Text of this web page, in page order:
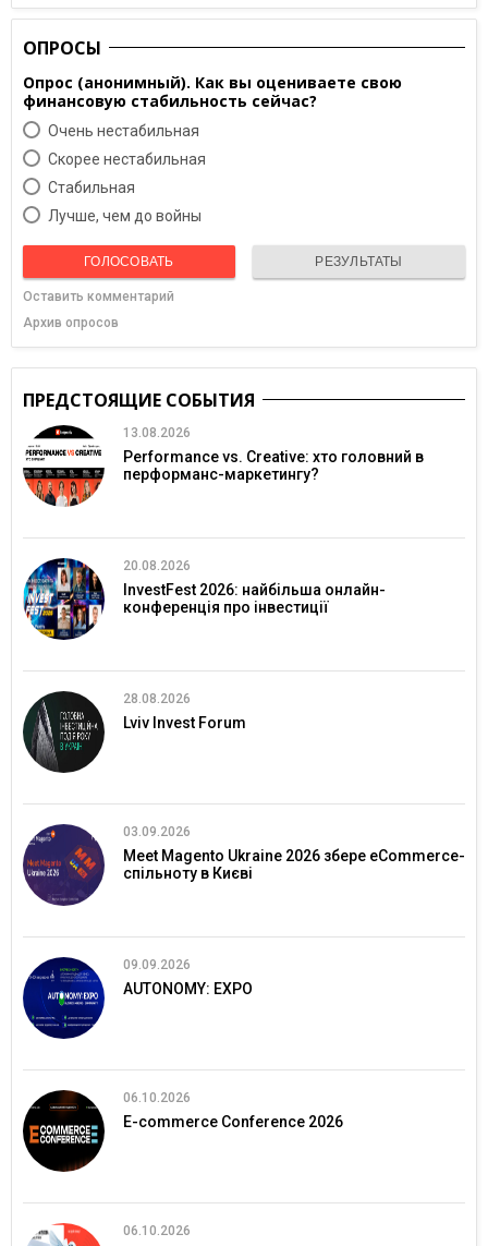
ОПРОСЫ
Опрос (анонимный). Как вы оцениваете свою
финансовую стабильность сейчас?
Очень нестабильная
Скорее нестабильная
Cтабильная
Лучше, чем до войны
ГОЛОСОВАТЬ РЕЗУЛЬТАТЫ
Оставить комментарий
Архив опросов
ПРЕДСТОЯЩИЕ СОБЫТИЯ
13.08.2026
Performance vs. Creative: хто головний в
перформанс-маркетингу?
20.08.2026
InvestFest 2026: найбільша онлайн-
конференція про інвестиції
28.08.2026
Lviv Invest Forum
03.09.2026
Meet Magento Ukraine 2026 збере eCommerce-
спільноту в Києві
09.09.2026
AUTONOMY: EXPO
06.10.2026
E-commerce Conference 2026
06.10.2026